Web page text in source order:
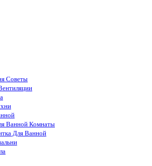
Советы
Ванной Комнаты
Для Ванной